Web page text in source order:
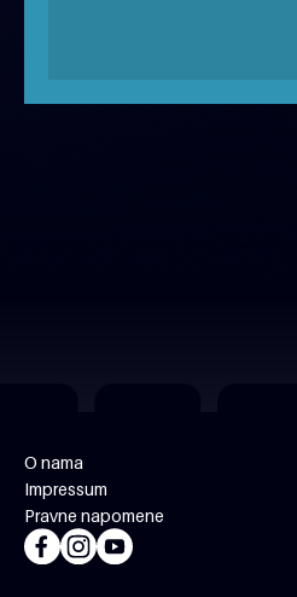
MJESEC NAŠEG FILMA
O nama
Impressum
Pravne napomene